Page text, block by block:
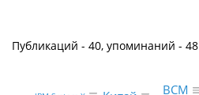
Публикаций - 40, упоминаний - 48
BCM